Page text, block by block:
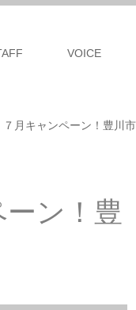
VOICE
月キャンペーン！豊川
ン！豊